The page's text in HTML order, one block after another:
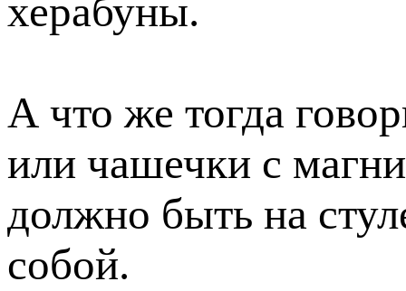
херабуны.
А что же тогда
или чашечки с
должно быть на
собой.